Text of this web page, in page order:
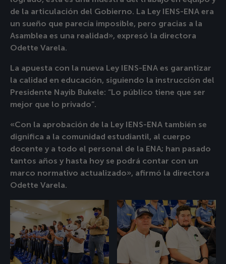
de la articulación del Gobierno. La Ley IENS-ENA era
un sueño que parecía imposible, pero gracias a la
Asamblea es una realidad», expresó la directora
Odette Varela.
La apuesta con la nueva Ley IENS-ENA es garantizar
la calidad en educación, siguiendo la instrucción del
Presidente Nayib Bukele: “Lo público tiene que ser
mejor que lo privado”.
«Con la aprobación de la Ley IENS-ENA también se
dignifica a la comunidad estudiantil, al cuerpo
docente y a todo el personal de la ENA; han pasado
tantos años y hasta hoy se podrá contar con un
marco normativo actualizado», afirmó la directora
Odette Varela.